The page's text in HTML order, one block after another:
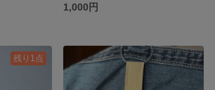
1,000円
残り1点